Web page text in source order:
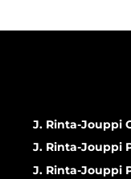
J. Rinta-Jouppi
J. Rinta-Jouppi
J. Rinta-Jouppi